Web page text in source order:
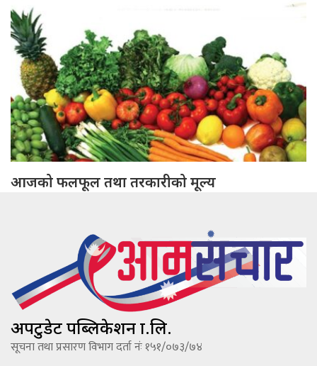
आजको फलफूल तथा तरकारीको मूल्य
अपटुडेट पब्लिकेशन प्रा.लि.
सूचना तथा प्रसारण विभाग दर्ता नंः १५१/०७३/७४